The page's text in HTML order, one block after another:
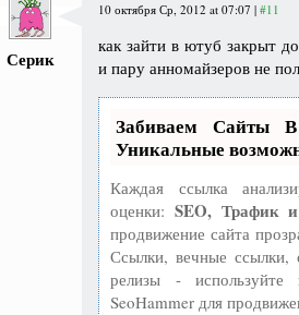
Серик
10 октября Ср, 2012 at 07:07 |#11
как зайти в ютуб закрыт
и пару анномайзеров не
Забиваем
Уникальные
Каждая ссылка
оценки: SEO, Трафик
продвижение сайта
Ссылки, вечные ссылки,
релизы -
SeoHammer для